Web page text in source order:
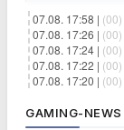
07.08. 17:58 | (00)
07.08. 17:26 | (00)
07.08. 17:24 | (00)
07.08. 17:22 | (00)
07.08. 17:20 | (00)
GAMING-NEWS